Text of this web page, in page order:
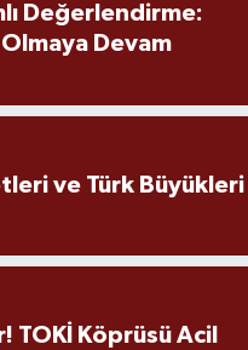
Değerlendirme:
Devam
ve Türk Büyükleri
TOKİ Köprüsü Acil